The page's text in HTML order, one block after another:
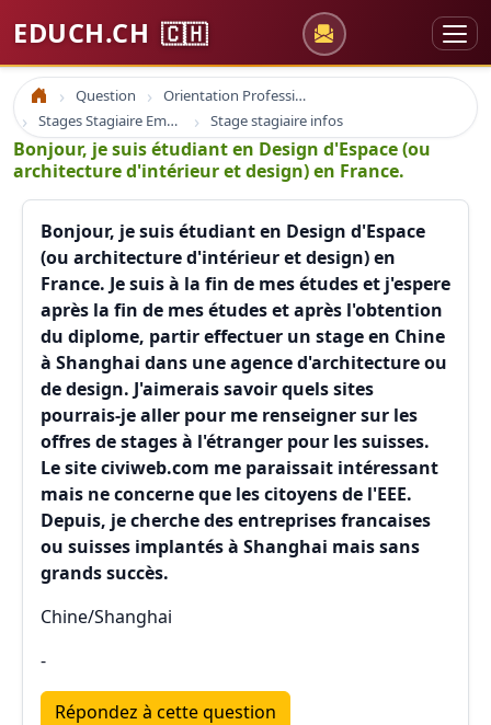
EDUCH.CH 🇨🇭
Accueil Question
Orientation Professionnelle
Stages Stagiaire Emploi
Stage stagiaire infos
Bonjour, je suis étudiant en Design d'Espace (ou
architecture d'intérieur et design) en France.
Bonjour, je suis étudiant en Design d'Espace
(ou architecture d'intérieur et design) en
France. Je suis à la fin de mes études et j'espere
après la fin de mes études et après l'obtention
du diplome, partir effectuer un stage en Chine
à Shanghai dans une agence d'architecture ou
de design. J'aimerais savoir quels sites
pourrais-je aller pour me renseigner sur les
offres de stages à l'étranger pour les suisses.
Le site civiweb.com me paraissait intéressant
mais ne concerne que les citoyens de l'EEE.
Depuis, je cherche des entreprises francaises
ou suisses implantés à Shanghai mais sans
grands succès.
Chine/Shanghai
-
Répondez à cette question